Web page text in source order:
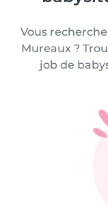
Vous
Mureaux ?
job de